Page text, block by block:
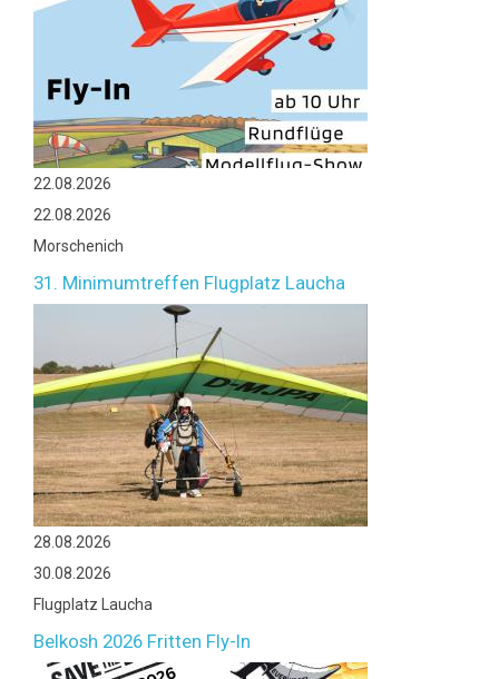
22.08.2026
22.08.2026
Morschenich
31. Minimumtreffen Flugplatz Laucha
28.08.2026
30.08.2026
Flugplatz Laucha
Belkosh 2026 Fritten Fly-In